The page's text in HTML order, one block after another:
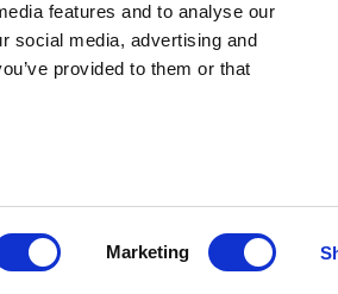
features and to analyse our
social media, advertising and
provided to them or that
Marketing
P.IVA 00685930968 Copyright ©